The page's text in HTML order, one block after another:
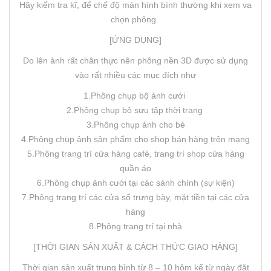
Hãy kiểm tra kĩ, để chế độ màn hình bình thường khi xem va
chọn phông.
[ỨNG DỤNG]
Do lên ảnh rất chân thực nên phông nền 3D được sử dụng
vào rất nhiều các mục đích như
1.Phông chụp bộ ảnh cưới
2.Phông chụp bộ sưu tập thời trang
3.Phông chụp ảnh cho bé
4.Phông chụp ảnh sản phẩm cho shop bán hàng trên mạng
5.Phông trang trí cửa hàng café, trang trí shop cửa hàng
quần áo
6.Phông chụp ảnh cưới tại các sảnh chính (sự kiện)
7.Phông trang trí các cửa sổ trưng bày, mặt tiền tại các cửa
hàng
8.Phông trang trí tại nhà
[THỜI GIAN SẢN XUẤT & CÁCH THỨC GIAO HÀNG]
Thời gian sản xuất trung bình từ 8 – 10 hôm kể từ ngày đặt